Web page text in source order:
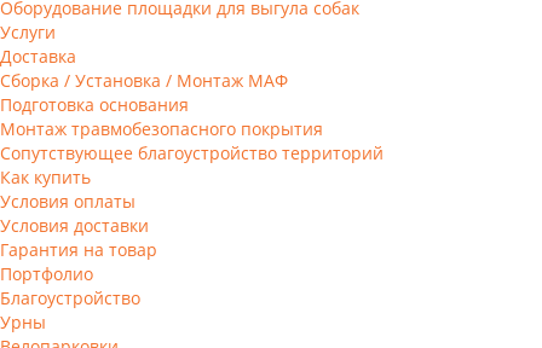
Оборудование площадки для выгула собак
Услуги
Доставка
Сборка / Установка / Монтаж МАФ
Подготовка основания
Монтаж травмобезопасного покрытия
Сопутствующее благоустройство территорий
Как купить
Условия оплаты
Условия доставки
Гарантия на товар
Портфолио
Благоустройство
Урны